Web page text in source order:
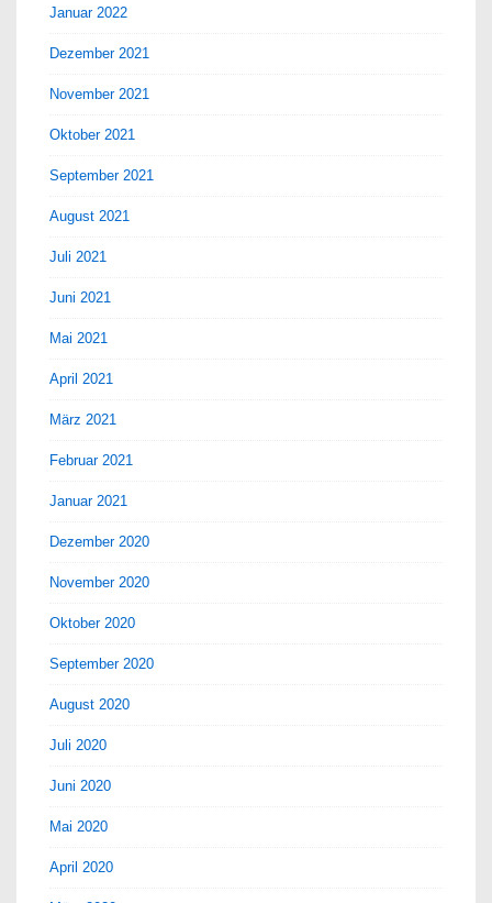
Januar 2022
Dezember 2021
November 2021
Oktober 2021
September 2021
August 2021
Juli 2021
Juni 2021
Mai 2021
April 2021
März 2021
Februar 2021
Januar 2021
Dezember 2020
November 2020
Oktober 2020
September 2020
August 2020
Juli 2020
Juni 2020
Mai 2020
April 2020